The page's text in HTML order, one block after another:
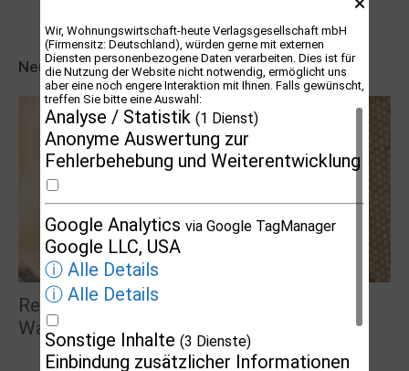
Neueste Veranstaltungseinträge
Reden mit Rockenschaub – Gast: Lilo
Wanders, Kult-Diva
Wir, Wohnungswirtschaft-heute Verlagsgesellschaft mbH
(Firmensitz: Deutschland), würden gerne mit externen
Diensten personenbezogene Daten verarbeiten. Dies ist für
die Nutzung der Website nicht notwendig, ermöglicht uns
aber eine noch engere Interaktion mit Ihnen. Falls gewünscht,
treffen Sie bitte eine Auswahl:
Analyse / Statistik (1 Dienst)
Anonyme Auswertung zur
Fehlerbehebung und Weiterentwicklung
Google Analytics via Google TagManager
Google LLC, USA
ⓘ Alle Details
ⓘ Alle Details
Sonstige Inhalte (3 Dienste)
Einbindung zusätzlicher Informationen